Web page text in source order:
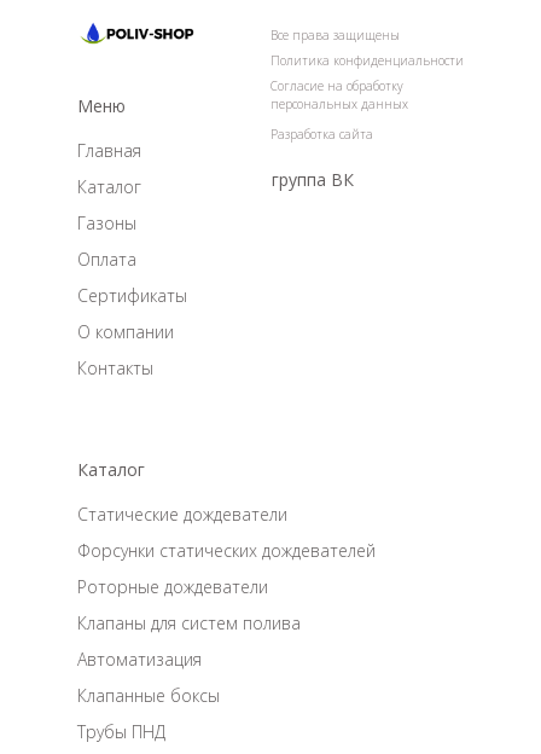
Главная
Все права защищены
Политика конфиденциальности
Разработка сайта
Согласие на обработку
персональных данных
Каталог
Газоны
Оплата
Сертификаты
О компании
Контакты
Статические дождеватели
Форсунки статических дождевателей
Роторные дождеватели
Клапаны для систем полива
Автоматизация
Клапанные боксы
Меню
Каталог
Трубы ПНД
группа ВК